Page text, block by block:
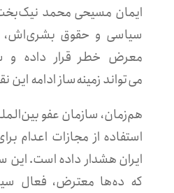
ایمان مسیحی محمد
سیاسی و حقوق بشری‌اش،
معرض خطر قرار داده و
می‌تواند زمینه‌ساز ادامه
هم‌زمان، سازمان عفو
استفاده از مجازات اعدام
ایران هشدار داده است. این
که ده‌ها معترض، فعال